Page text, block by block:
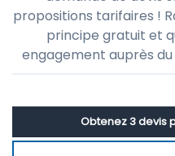
propositions tarifaires !
principe gratuit et
engagement auprès
Obtenez 3 devis